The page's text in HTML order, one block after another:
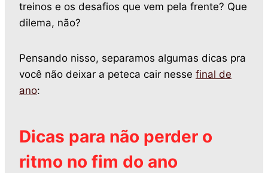
treinos e os desafios que vem pela frente? Que
dilema, não?
Pensando nisso, separamos algumas dicas pra
você não deixar a peteca cair nesse final de
ano:
Dicas para não perder o
ritmo no fim do ano